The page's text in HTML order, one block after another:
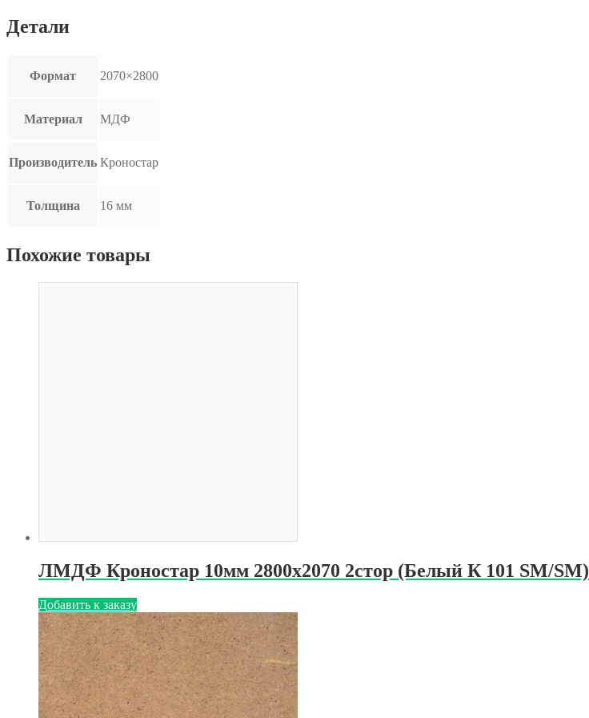
Детали
Формат 2070×2800
Материал МДФ
Производитель Кроностар
Толщина 16 мм
Похожие товары
ЛМДФ Кроностар 10мм 2800х2070 2стор (Белый К 101 SM/SM)
Добавить к заказу